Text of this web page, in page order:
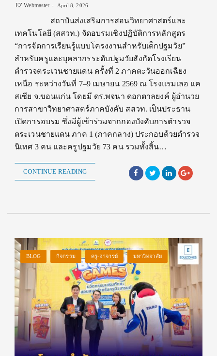
EZ Webmaster April 8, 2026
สถาบันส่งเสริมการสอนวิทยาศาสตร์และ
เทคโนโลยี (สสวท.) จัดอบรมเชิงปฏิบัติการหลักสูตร
“การจัดการเรียนรู้แบบโครงงานสำหรับเด็กปฐมวัย”
สำหรับครูและบุคลากรระดับปฐมวัยสังกัดโรงเรียน
ตำรวจตระเวนชายแดน ครั้งที่ 2 ภาคตะวันออกเฉียง
เหนือ ระหว่างวันที่ 7–9 เมษายน 2569 ณ โรงแรมเลอ แค
สเซีย จ.ขอนแก่น โดยมี ดร.พจนา ดอกตาลยงค์ ผู้อำนวย
การสาขาวิทยาศาสตร์ภาคบังคับ สสวท. เป็นประธาน
เปิดการอบรม ซึ่งมีผู้เข้าร่วมจากกองบังคับการตำรวจ
ตระเวนชายแดน ภาค 1 (ภาคกลาง) ประกอบด้วยตำรวจ
นิเทศ 3 คน และครูปฐมวัย 73 คน รวมทั้งสิ้น…
CONTINUE READING
BLOG กิจกรรม ครู-อาจารย์ มหาวิทยาลัย